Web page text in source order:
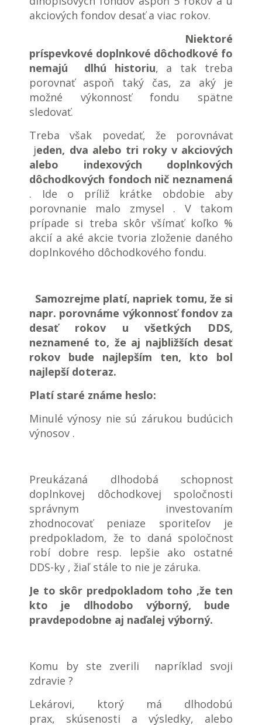
akciových fondov desať a viac rokov.
Niektoré
príspevkové doplnkové dôchodkové fondy,
nemajú dlhú historiu, a tak treba
porovnať aspoň taký čas, za aký je
možné výkonnosť fondu spätne
sledovať.
Treba však povedať, že porovnávať
jeden, dva alebo tri roky v akciových
alebo indexových doplnkových
dôchodkových fondoch nič neznamená
. Ide o príliž krátke obdobie aby
porovnanie malo zmysel . V takom
prípade si treba skôr všímať koľko %
akcií a aké akcie tvoria zloženie daného
doplnkového dôchodkového fondu.
Samozrejme platí, napriek tomu, že si
napr. porovnáme výkonnosť fondov za
desať rokov u všetkých DDS,
neznamené to, že aj najbližších desať
rokov bude najlepším ten, kto bol
najlepší doteraz.
Platí staré známe heslo:
Minulé výnosy nie sú zárukou budúcich
výnosov .
Preukázaná dlhodobá schopnosť
doplnkovej dôchodkovej spoločnosti
správnym investovaním
zhodnocovať peniaze sporiteľov je
predpokladom, že to daná spoločnosť
robí dobre resp. lepšie ako ostatné
DDS-ky , žiaľ stále to nie je záruka.
Je to skôr predpokladom toho ,že ten
kto je dlhodobo výborný, bude
pravdepodobne aj naďalej výborný.
Komu by ste zverili napríklad svoji
zdravie ?
Lekárovi, ktorý má dlhodobú
prax, skúsenosti a výsledky, alebo